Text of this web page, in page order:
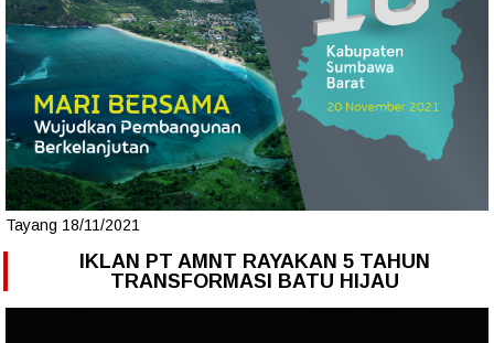
Tayang 18/11/2021
IKLAN PT AMNT RAYAKAN 5 TAHUN
TRANSFORMASI BATU HIJAU